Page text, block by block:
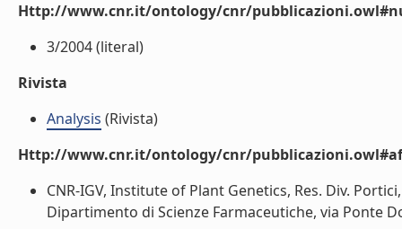
Http://www.cnr.it/ontology/cnr/
3/2004 (literal)
Rivista
Analysis (Rivista)
Http://www.cnr.it/ontology/cnr/
CNR-IGV, Institute of Plant Genetics, Res. Div.
Dipartimento di Scienze Farmaceutiche, via Ponte